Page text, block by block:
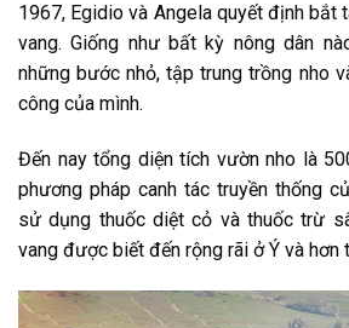
1967, Egidio và Angela quyết định bắt
vang. Giống như bất kỳ nông dân
những bước nhỏ, tập trung trồng nho
công của mình.
Đến nay tổng diện tích vườn nho là
phương pháp canh tác truyền thống
sử dụng thuốc diệt cỏ và thuốc trừ
vang được biết đến rộng rãi ở Ý và hơn